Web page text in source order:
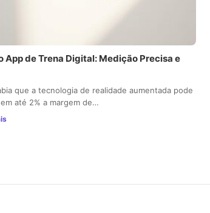
App de Trena Digital: Medição Precisa e
que a tecnologia de realidade aumentada pode
até 2% a margem de…